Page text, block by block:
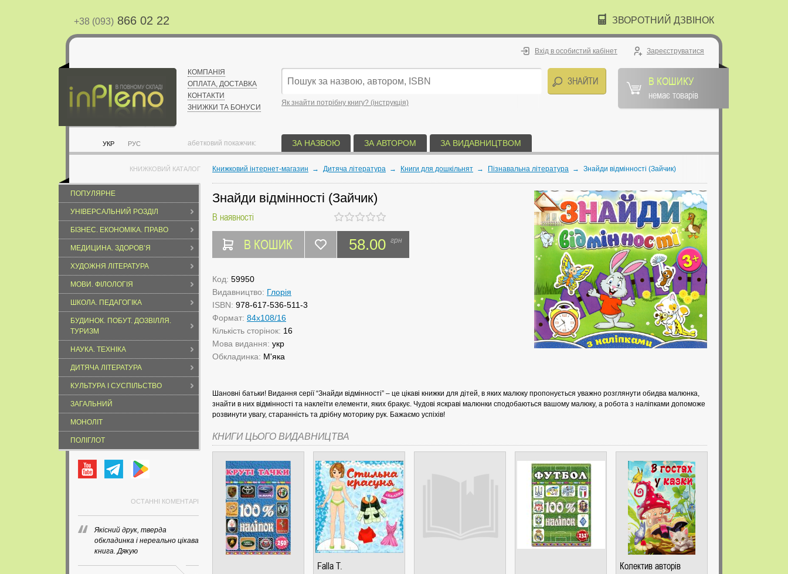
+38 (093) 866 02 22 ЗВОРОТНИЙ ДЗВІНОК
УКР РУС
КОМПАНІЯ
ОПЛАТА, ДОСТАВКА
КОНТАКТИ
ЗНИЖКИ ТА БОНУСИ
Вхід в особистий кабінет Зареєструватися
Як знайти потрібну книгу? (інструкція)
В КОШИКУ
немає товарів
абетковий покажчик: ЗА НАЗВОЮ ЗА АВТОРОМ ЗА ВИДАВНИЦТВОМ
КНИЖКОВИЙ КАТАЛОГ
ПОПУЛЯРНЕ
УНІВЕРСАЛЬНИЙ РОЗДІЛ
БІЗНЕС. ЕКОНОМІКА. ПРАВО
МЕДИЦИНА. ЗДОРОВ’Я
ХУДОЖНЯ ЛІТЕРАТУРА
МОВИ. ФІЛОЛОГІЯ
ШКОЛА. ПЕДАГОГІКА
БУДИНОК. ПОБУТ. ДОЗВІЛЛЯ.
ТУРИЗМ
НАУКА. ТЕХНІКА
ДИТЯЧА ЛІТЕРАТУРА
КУЛЬТУРА І СУСПІЛЬСТВО
ЗАГАЛЬНИЙ
МОНОЛІТ
ПОЛІГЛОТ
ОСТАННІ КОМЕНТАРІ
Якісний друк, тверда
обкладинка і нереально цікава
книга. Дякую
Книжковий інтернет-магазин → Дитяча література → Книги для дошкільнят → Пізнавальна література → Знайди відмінності (Зайчик)
Знайди відмінності (Зайчик)
В наявності
В КОШИК 58.00 грн
Код: 59950
Видавництво: Глорія
ISBN: 978-617-536-511-3
Формат: 84х108/16
Кількість сторінок: 16
Мова видання: укр
Обкладинка: М'яка
Шановні батьки! Видання серії “Знайди відмінності” – це цікаві книжки для дітей, в яких малюку пропонується уважно розглянути обидва малюнка,
знайти в них відмінності та наклеїти елементи, яких бракує. Чудові яскраві малюнки сподобаються вашому малюку, а робота з наліпками допоможе
розвинути увагу, старанність та дрібну моторику рук. Бажаємо успіхів!
КНИГИ ЦЬОГО ВИДАВНИЦТВА
Falla T.
Колектив авторів